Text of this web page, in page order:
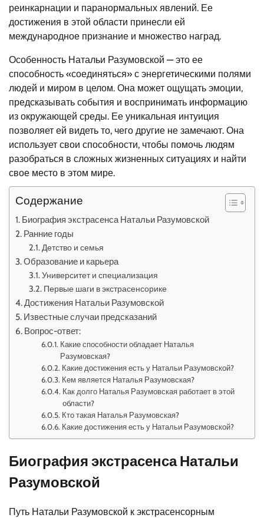
реинкарнации и паранормальных явлений. Ее
достижения в этой области принесли ей
международное признание и множество наград.
Особенность Натальи Разумовской — это ее
способность «соединяться» с энергетическими полями
людей и миром в целом. Она может ощущать эмоции,
предсказывать события и воспринимать информацию
из окружающей среды. Ее уникальная интуиция
позволяет ей видеть то, чего другие не замечают. Она
использует свои способности, чтобы помочь людям
разобраться в сложных жизненных ситуациях и найти
свое место в этом мире.
Содержание
Биография экстрасенса Натальи Разумовской
Ранние годы
Детство и семья
Образование и карьера
Университет и специализация
Первые шаги в экстрасенсорике
Достижения Натальи Разумовской
Известные случаи предсказаний
Вопрос-ответ:
Какие способности обладает Наталья
Разумовская?
Какие достижения есть у Натальи Разумовской?
Кем является Наталья Разумовская?
Как долго Наталья Разумовская работает в этой
области?
Кто такая Наталья Разумовская?
Какие достижения есть у Натальи Разумовской?
Биография экстрасенса Натальи
Разумовской
Путь Натальи Разумовской к экстрасенсорным